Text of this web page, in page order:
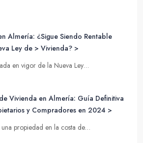
Almería: ¿Sigue Siendo Rentable
Ley de > Vivienda? >
en vigor de la Nueva Ley…
Vivienda en Almería: Guía Definitiva
y Compradores en 2024 >
propiedad en la costa de…